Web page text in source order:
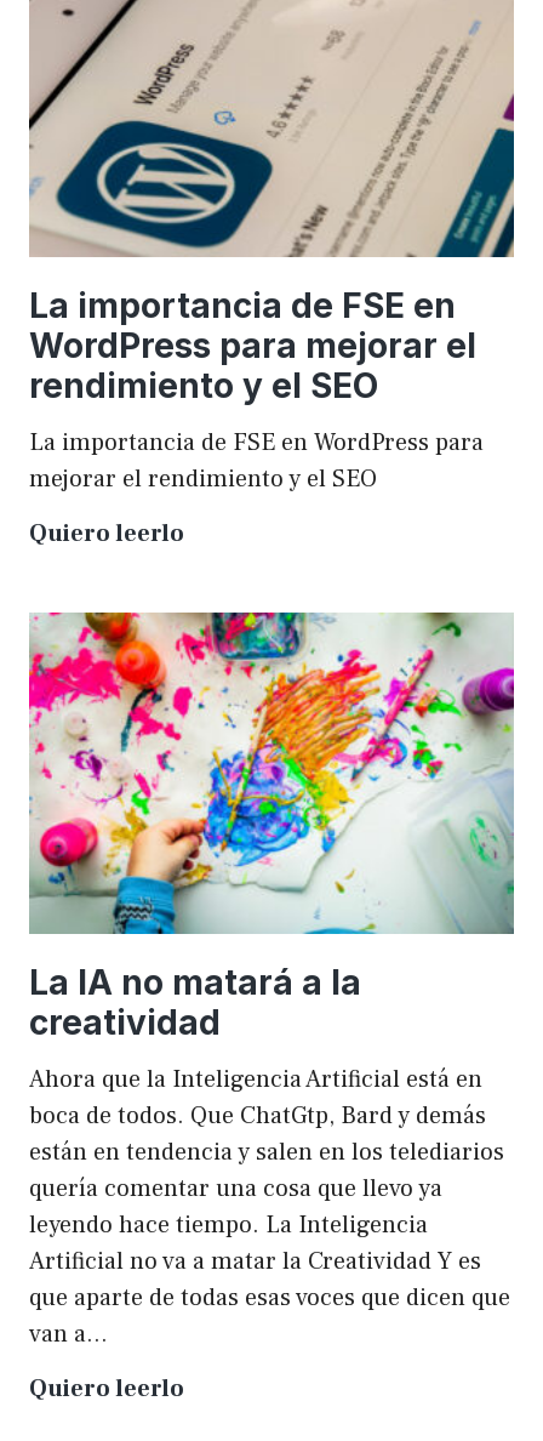
una
WordCamp
La importancia de FSE en
WordPress para mejorar el
rendimiento y el SEO
La importancia de FSE en WordPress para
mejorar el rendimiento y el SEO
Quiero leerlo
de
FSE
en
WordPress
para
mejorar
el
rendimiento
y
el
SEO
La IA no matará a la
creatividad
Ahora que la Inteligencia Artificial está en
boca de todos. Que ChatGtp, Bard y demás
están en tendencia y salen en los telediarios
quería comentar una cosa que llevo ya
leyendo hace tiempo. La Inteligencia
Artificial no va a matar la Creatividad Y es
que aparte de todas esas voces que dicen que
van a…
Quiero leerlo